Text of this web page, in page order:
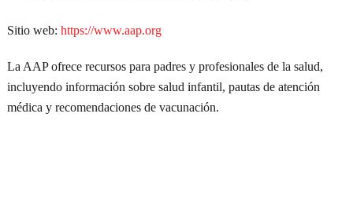
Sitio web: https://www.aap.org
La AAP ofrece recursos para padres y profesionales de la salud,
incluyendo información sobre salud infantil, pautas de atención
médica y recomendaciones de vacunación.